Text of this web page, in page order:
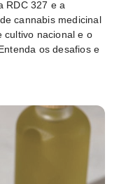
RDC 327 e a
cannabis medicinal
cultivo nacional e o
os desafios e